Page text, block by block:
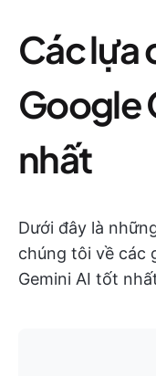
Các lựa
Google
nhất
Dưới đây là
chúng tôi về các
Gemini AI tốt